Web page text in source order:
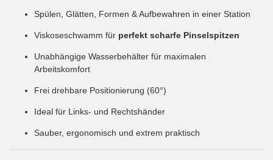
Spülen, Glätten, Formen & Aufbewahren in einer Station
Viskoseschwamm für perfekt scharfe Pinselspitzen
Unabhängige Wasserbehälter für maximalen
Arbeitskomfort
Frei drehbare Positionierung (60°)
Ideal für Links- und Rechtshänder
Sauber, ergonomisch und extrem praktisch